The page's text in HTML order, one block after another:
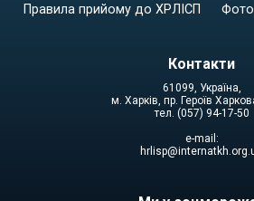
Правила прийому до ХРЛІСП
Контакти
61099, Україна,
м. Харків, пр. Героїв
тел. (057) 94-17-50
e-mail: